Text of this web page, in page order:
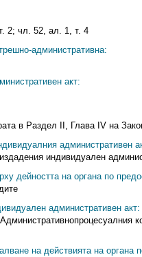
2; чл. 52, ал. 1, т. 4
административна:
акт:
в Раздел ІІ, Глава ІV на
административен
индивидуален
дейността на органа по
административен акт:
на действията на органа